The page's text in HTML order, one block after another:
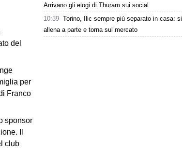
del
per
Franco
sponsor
Il
club
Arrivano gli elogi di Thuram sui social
10:39 Torino, Ilic sempre più separato in casa: si
allena a parte e torna sul mercato